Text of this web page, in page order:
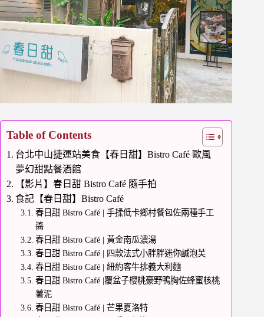
Table of Contents
台北中山捷運站美食【春日甜】Bistro Café 歐風
夢幻甜點餐酒館
【影片】春日甜 Bistro Café 隨手拍
食記【春日甜】Bistro Café
春日甜 Bistro Café | 手揉低卡鄉村餐包佐兩種手工
醬
春日甜 Bistro Café | 黃金南瓜濃湯
春日甜 Bistro Café | 四款法式小胖胖迷你鹹泡芙
春日甜 Bistro Café | 紐約客牛排義大利麵
春日甜 Bistro Café |覆盆子櫻桃豪野鴨胸佐蜂蜜核桃
薯泥
春日甜 Bistro Café | 芒果夏洛特